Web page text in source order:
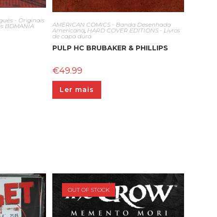
- Originais
BDMANIA
AMERICAN COMICS - Banda Desenhada
Americana, HARD COVER EDITIONS - Livros
de capa dura
PULP HC BRUBAKER & PHILLIPS
€49.99
Ler mais
OUT OF STOCK